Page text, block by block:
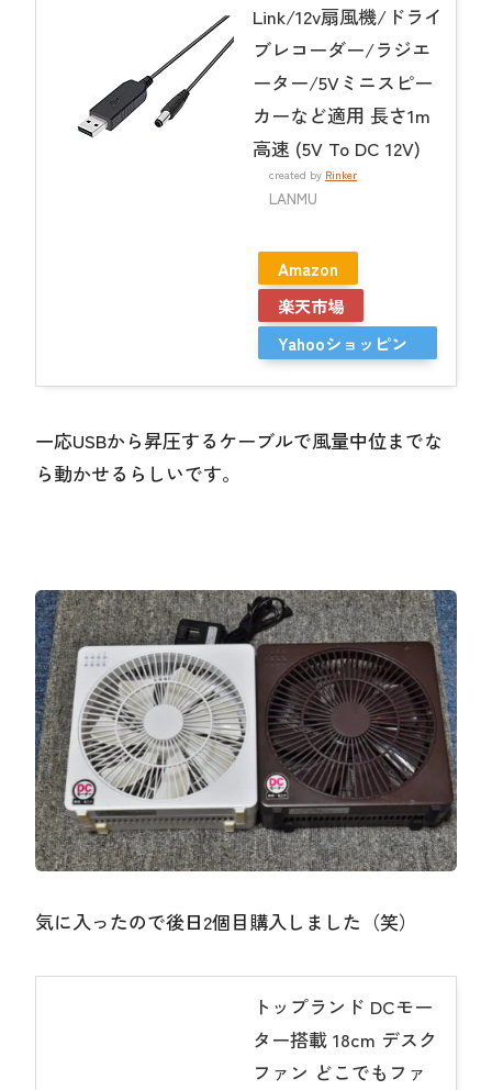
Link/12v扇風機/ドライ
ブレコーダー/ラジエ
ーター/5Vミニスピー
カーなど適用 長さ1m
高速 (5V To DC 12V)
created by Rinker
LANMU
Amazon
楽天市場
Yahooショッピン
一応USBから昇圧するケーブルで風量中位までな
ら動かせるらしいです。
気に入ったので後日2個目購入しました（笑）
トップランド DCモー
ター搭載 18cm デスク
ファン どこでもファ